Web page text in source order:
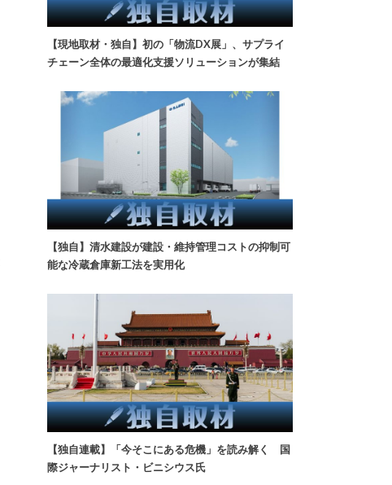
【現地取材・独自】初の「物流DX展」、サプライ
チェーン全体の最適化支援ソリューションが集結
【独自】清水建設が建設・維持管理コストの抑制可
能な冷蔵倉庫新工法を実用化
【独自連載】「今そこにある危機」を読み解く 国
際ジャーナリスト・ビニシウス氏